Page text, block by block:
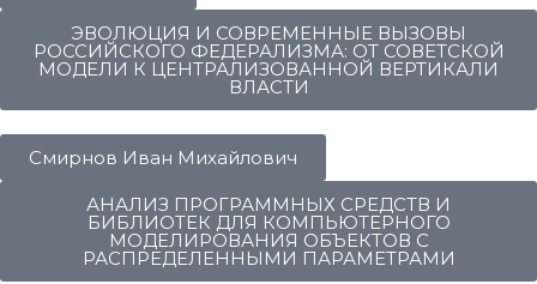
ЭВОЛЮЦИЯ И СОВРЕМЕННЫЕ ВЫЗОВЫ
РОССИЙСКОГО ФЕДЕРАЛИЗМА: ОТ СОВЕТСКОЙ
МОДЕЛИ К ЦЕНТРАЛИЗОВАННОЙ ВЕРТИКАЛИ
ВЛАСТИ
Смирнов Иван Михайлович
АНАЛИЗ ПРОГРАММНЫХ СРЕДСТВ И
БИБЛИОТЕК ДЛЯ КОМПЬЮТЕРНОГО
МОДЕЛИРОВАНИЯ ОБЪЕКТОВ С
РАСПРЕДЕЛЕННЫМИ ПАРАМЕТРАМИ